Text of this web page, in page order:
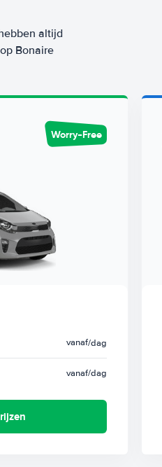
altijd
Bonaire
Worry-Free
vanaf/dag
vanaf/dag